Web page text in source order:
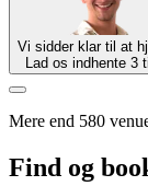
Vi sidder klar til at
Lad os indhente 3
Mere end 580
Find og